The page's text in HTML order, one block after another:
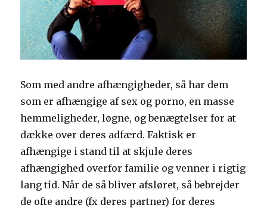
Som med andre afhængigheder, så har dem
som er afhængige af sex og porno, en masse
hemmeligheder, løgne, og benægtelser for at
dække over deres adfærd. Faktisk er
afhængige i stand til at skjule deres
afhængighed overfor familie og venner i rigtig
lang tid. Når de så bliver afsløret, så bebrejder
de ofte andre (fx deres partner) for deres